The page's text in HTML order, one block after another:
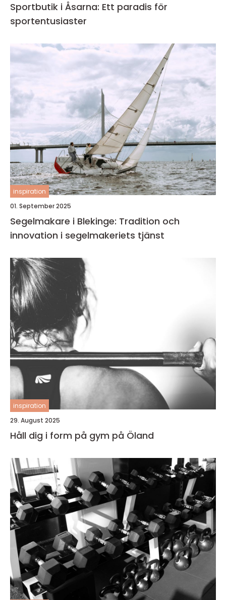
Sportbutik i Åsarna: Ett paradis för
sportentusiaster
inspiration
01. September 2025
Segelmakare i Blekinge: Tradition och
innovation i segelmakeriets tjänst
inspiration
29. August 2025
Håll dig i form på gym på Öland